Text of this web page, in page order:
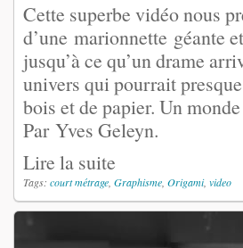
Cette superbe vidéo nous
d’une marionnette géante
jusqu’à ce qu’un drame
univers qui pourrait
bois et de papier. Un
Par Yves Geleyn.
Lire la suite
Tags: court métrage Graphisme Origami, video